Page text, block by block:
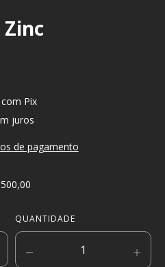
Pix
juros
de pagamento
QUANTIDADE